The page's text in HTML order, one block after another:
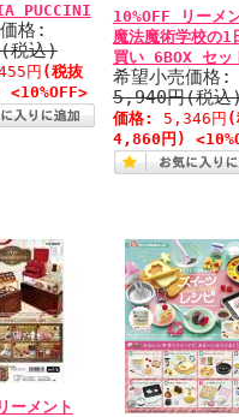
PUCCINI
格:
税込)
円 (税抜
10%OFF リーメ
魔法魔術学校の1
買い 6BOX セッ
希望小売価格:
5,940円(税込
価格: 5,346円 (
4,860円)
ーメント